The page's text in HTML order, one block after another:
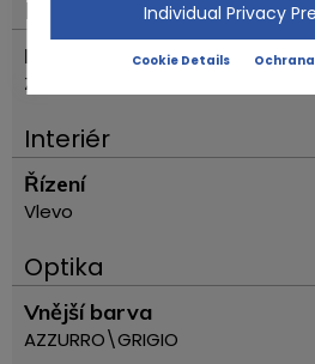
Postavení
Popis státu
Z druhé ruky
Interiér
Řízení
Vlevo
Optika
Vnější barva
AZZURRO\GRIGIO
Individual Privacy
Cookie Details